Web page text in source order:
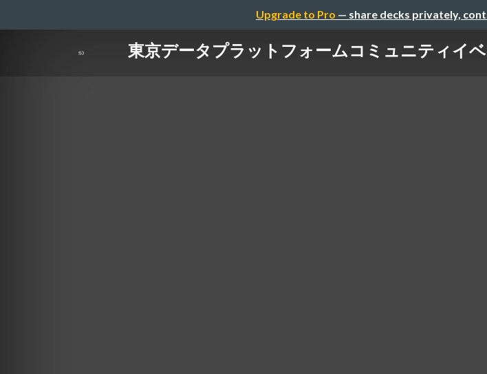
Upgrade to Pro — share decks privately,
東京データプラットフォームコミュニティイ